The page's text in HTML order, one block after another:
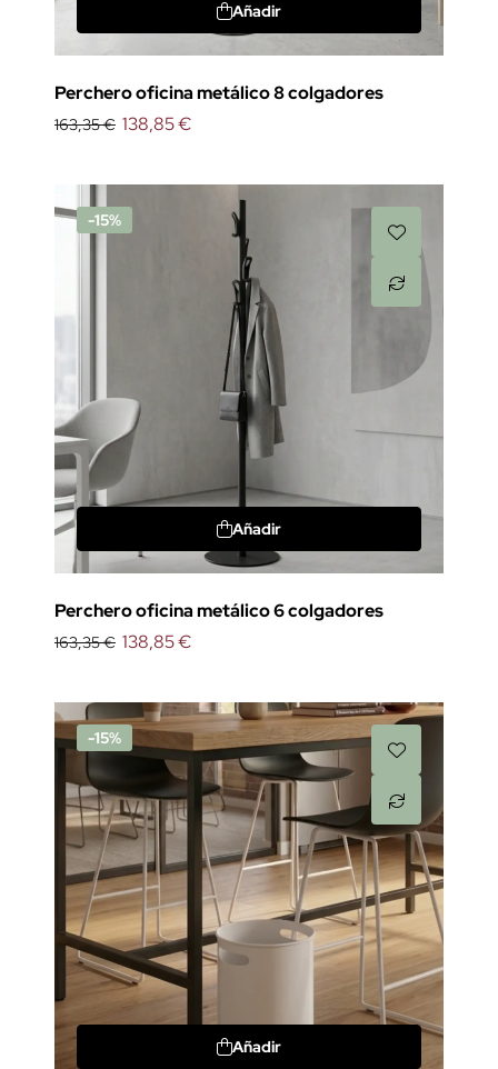
Añadir
Perchero oficina metálico 8 colgadores
163,35 € 138,85 €
-15%
Añadir
Perchero oficina metálico 6 colgadores
163,35 € 138,85 €
-15%
Añadir